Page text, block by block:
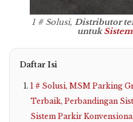
1 # Solusi, Distributor
untuk
Daftar Isi
1 # Solusi, MSM Parking
Terbaik, Perbandingan
Sistem Parkir